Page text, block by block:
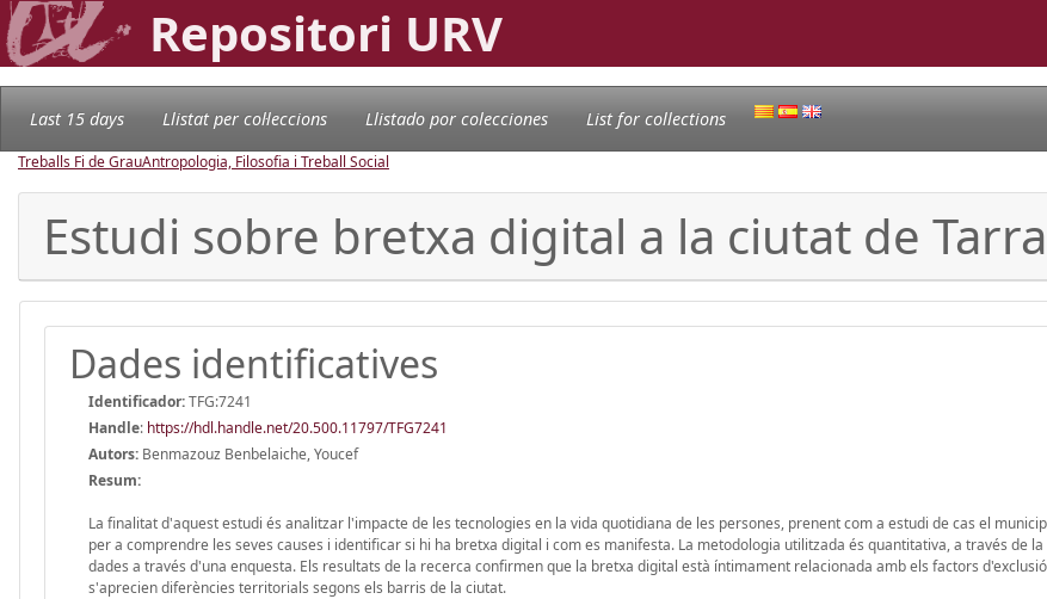
Repositori URV
Last 15 days Llistat per col·leccions Llistado por colecciones List for collections
Treballs Fi de GrauAntropologia, Filosofia i Treball Social
Estudi sobre bretxa digital a la ciutat de
Dades identificatives
Identificador:TFG:7241
Handle: https://hdl.handle.net/20.500.11797/TFG7241
Autors: Benmazouz Benbelaiche, Youcef
Resum:
La finalitat d'aquest estudi és analitzar l'impacte de les tecnologies en la vida quotidiana de les persones, prenent com a estudi de cas el
per a comprendre les seves causes i identificar si hi ha bretxa digital i com es manifesta. La metodologia utilitzada és quantitativa, a través de
dades a través d'una enquesta. Els resultats de la recerca confirmen que la bretxa digital està íntimament relacionada amb els factors
s'aprecien diferències territorials segons els barris de la ciutat.